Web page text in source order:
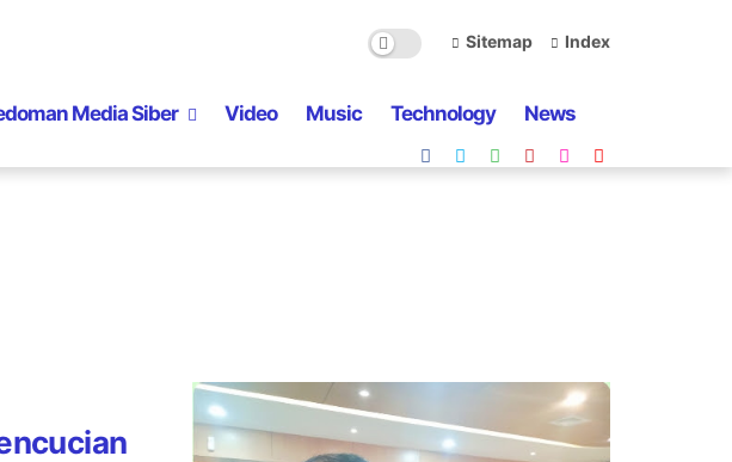
Sitemap Index
Media Siber Video Music Technology News